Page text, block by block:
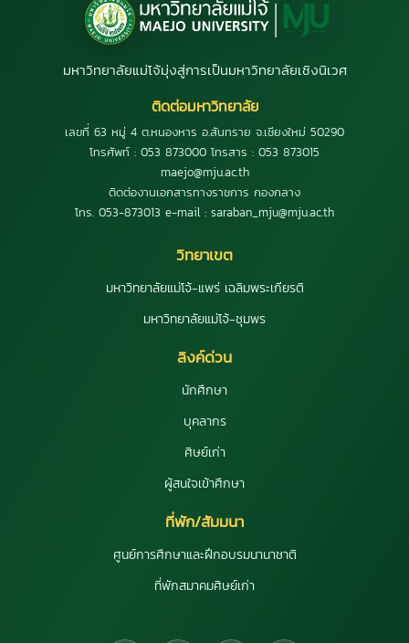
มหาวิทยาลัยแม่โจ้มุ่งสู่การเป็นมหาวิทยาลัยเชิงนิเวศ
ติดต่อมหาวิทยาลัย
เลขที่ 63 หมู่ 4 ต.หนองหาร อ.สันทราย จ.เชียงใหม่ 50290
โทรศัพท์ : 053 873000 โทรสาร : 053 873015
maejo@mju.ac.th
ติดต่องานเอกสารทางราชการ กองกลาง
โทร. 053-873013 e-mail : saraban_mju@mju.ac.th
วิทยาเขต
มหาวิทยาลัยแม่โจ้-แพร่ เฉลิมพระเกียรติ
มหาวิทยาลัยแม่โจ้-ชุมพร
ลิงค์ด่วน
นักศึกษา
บุคลากร
ศิษย์เก่า
ผู้สนใจเข้าศึกษา
ที่พัก/สัมมนา
ศูนย์การศึกษาและฝึกอบรมนานาชาติ
ที่พักสมาคมศิษย์เก่า